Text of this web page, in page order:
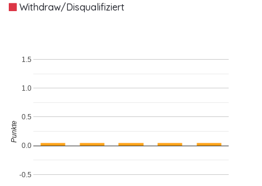
Withdraw/Disqualifiziert
-0.5
0.0
0.5
1.0
1.5
Punkte